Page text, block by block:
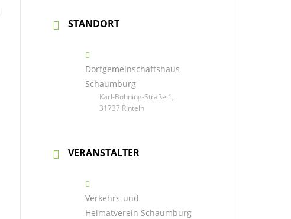
STANDORT
Dorfgemeinschaftshaus
Schaumburg
Karl-Böhning-Straße 1,
31737 Rinteln
VERANSTALTER
Verkehrs-und
Heimatverein Schaumburg